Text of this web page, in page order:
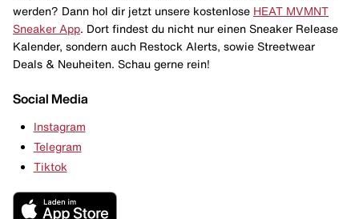
werden? Dann hol dir jetzt unsere kostenlose HEAT MVMNT
Sneaker App . Dort findest du nicht nur einen Sneaker Release
Kalender, sondern auch Restock Alerts, sowie Streetwear
Deals & Neuheiten. Schau gerne rein!
Social Media
Instagram
Telegram
Tiktok